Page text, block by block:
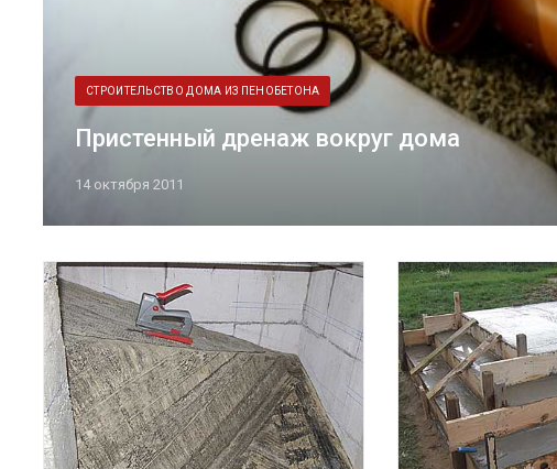
СТРОИТЕЛЬСТВО ДОМА ИЗ ПЕНОБЕТОНА
Пристенный дренаж вокруг дома
14 октября 2011